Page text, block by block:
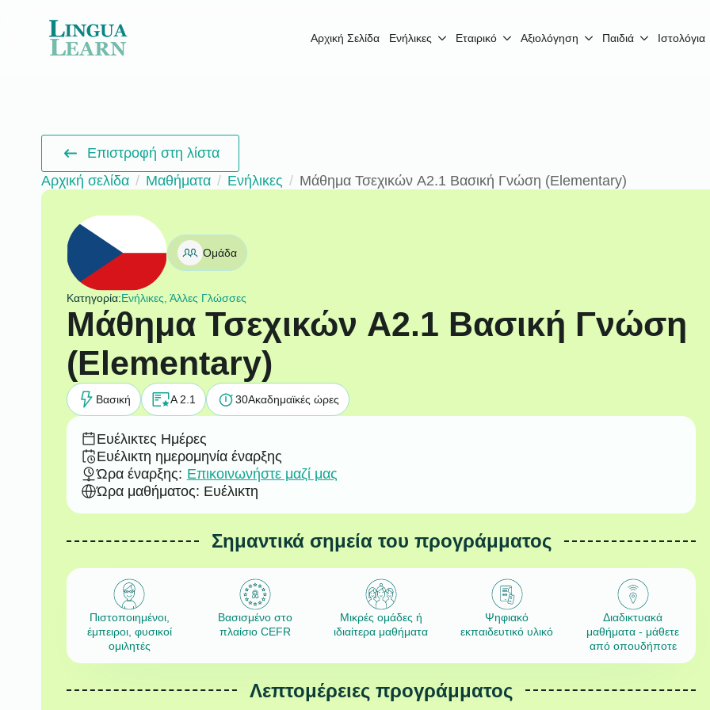
Αρχική Σελίδα Ενήλικες Εταιρικό Αξιολόγηση Παιδιά Ιστολόγια
Επιστροφή στη λίστα
Αρχική σελίδα
Μαθήματα Ενήλικες Μάθημα Τσεχικών A2.1 Βασική Γνώση (Elementary)
Ομάδα
Κατηγορία:Ενήλικες, Άλλες Γλώσσες
Μάθημα Τσεχικών A2.1 Βασική Γνώση
(Elementary)
Βασική A 2.1 30Ακαδημαϊκές ώρες
Ευέλικτες Ημέρες
Ευέλικτη ημερομηνία έναρξης
Ώρα έναρξης: Επικοινωνήστε μαζί μας
Ώρα μαθήματος: Ευέλικτη
Σημαντικά σημεία του προγράμματος
Πιστοποιημένοι,
έμπειροι, φυσικοί
ομιλητές
Βασισμένο στο
πλαίσιο CEFR
Μικρές ομάδες ή
ιδιαίτερα μαθήματα
Ψηφιακό
εκπαιδευτικό υλικό
Διαδικτυακά
μαθήματα - μάθετε
από οπουδήποτε
Λεπτομέρειες προγράμματος